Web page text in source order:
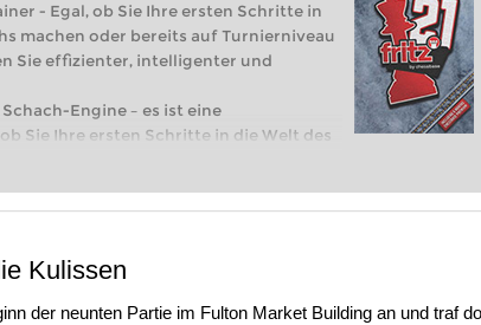
- Egal, ob Sie Ihre ersten Schritte in
machen oder bereits auf Turnierniveau
Sie effizienter, intelligenter und
Engine – es ist eine
Sie Ihre ersten Schritte in die Welt des
bereits auf Turnierniveau spielen: Mit
Kulissen
der neunten Partie im Fulton Market Building an und traf